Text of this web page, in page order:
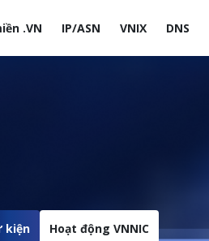
.VN IP/ASN VNIX DNS
kiện Hoạt động VNNIC